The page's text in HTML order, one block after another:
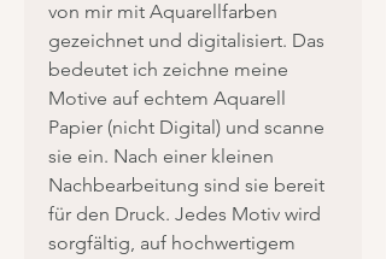
von mir mit Aquarellfarben
gezeichnet und digitalisiert. Das
bedeutet ich zeichne meine
Motive auf echtem Aquarell
Papier (nicht Digital) und scanne
sie ein. Nach einer kleinen
Nachbearbeitung sind sie bereit
für den Druck. Jedes Motiv wird
sorgfältig, auf hochwertigem